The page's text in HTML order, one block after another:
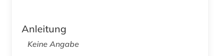
Anleitung
Keine Angabe